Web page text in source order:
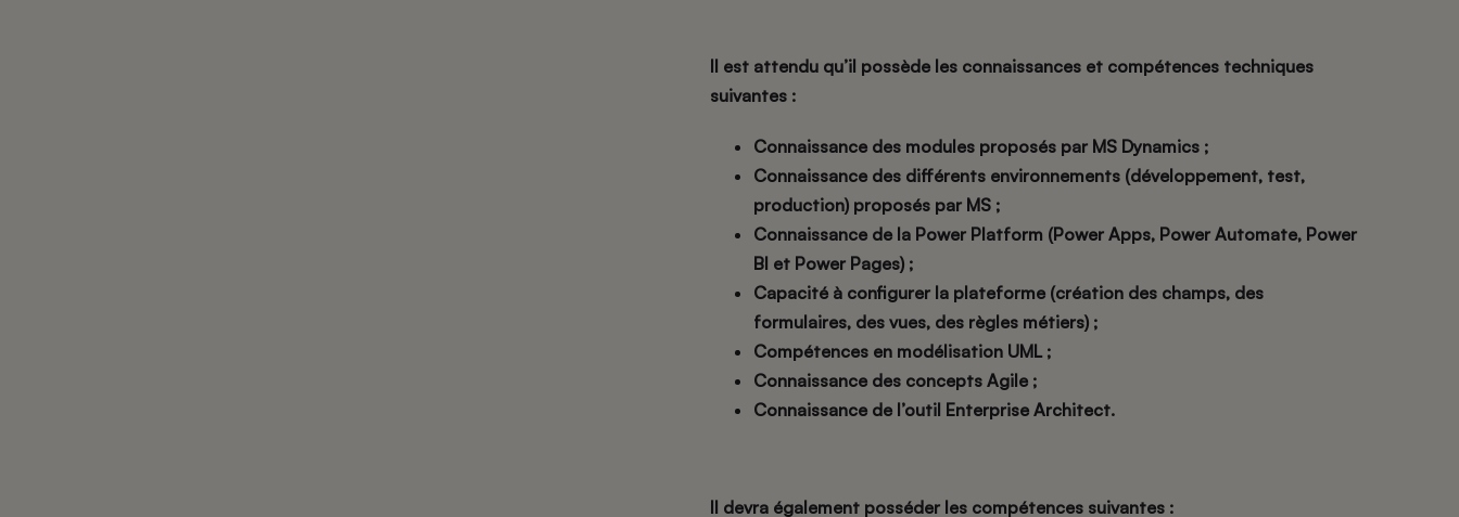
Il est attendu qu’il possède les connaissances et compétences techniques
suivantes :
Connaissance des modules proposés par MS Dynamics ;
Connaissance des différents environnements (développement, test,
production) proposés par MS ;
Connaissance de la Power Platform (Power Apps, Power Automate, Power
BI et Power Pages) ;
Capacité à configurer la plateforme (création des champs, des
formulaires, des vues, des règles métiers) ;
Compétences en modélisation UML ;
Connaissance des concepts Agile ;
Connaissance de l’outil Enterprise Architect.
Il devra également posséder les compétences suivantes :